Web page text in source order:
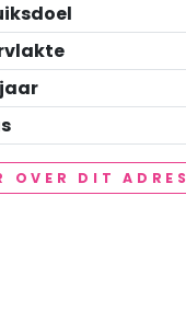
OVER DIT ADRES